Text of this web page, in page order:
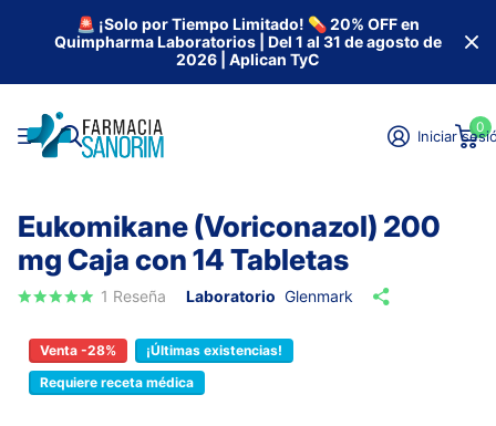
🚨 ¡Solo por Tiempo Limitado! 💊 20% OFF en
Quimpharma Laboratorios | Del 1 al 31 de agosto de
2026 | Aplican TyC
Iniciar
0
Eukomikane (Voriconazol) 200
mg Caja con 14 Tabletas
1 Reseña Laboratorio Glenmark
Venta -28%
¡Últimas existencias!
Requiere receta médica